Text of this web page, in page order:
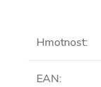
Hmotnost:
EAN: